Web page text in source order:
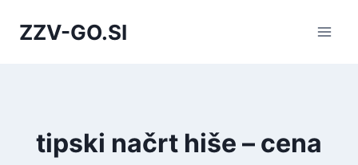
ZZV-GO.SI
tipski načrt hiše – cena